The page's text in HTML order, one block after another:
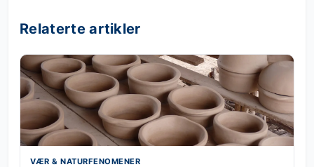
Relaterte artikler
VÆR & NATURFENOMENER